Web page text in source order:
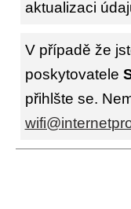
aktualizaci
V případě že
poskytovatele
přihlšte se.